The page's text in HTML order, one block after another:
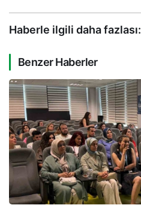
Haberle ilgili daha fazlası:
Benzer Haberler